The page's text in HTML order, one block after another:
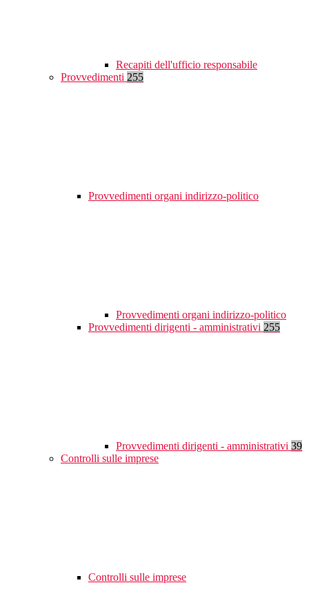
Recapiti dell'ufficio responsabile
Provvedimenti 255
Provvedimenti organi indirizzo-politico
Provvedimenti organi indirizzo-politico
Provvedimenti dirigenti - amministrativi 255
Provvedimenti dirigenti - amministrativi 39
Controlli sulle imprese
Controlli sulle imprese